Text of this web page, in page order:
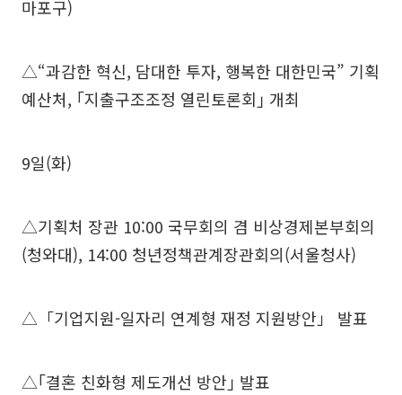
마포구)
△“과감한 혁신, 담대한 투자, 행복한 대한민국” 기획
예산처, ｢지출구조조정 열린토론회｣ 개최
9일(화)
△기획처 장관 10:00 국무회의 겸 비상경제본부회의
(청와대), 14:00 청년정책관계장관회의(서울청사)
△「기업지원-일자리 연계형 재정 지원방안」 발표
△｢결혼 친화형 제도개선 방안｣ 발표